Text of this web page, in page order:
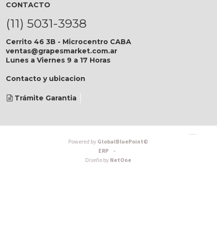
CONTACTO
(11) 5031-3938
Cerrito 46 3B - Microcentro CABA
ventas@grapesmarket.com.ar
Lunes a Viernes 9 a 17 Horas
Contacto y ubicacion
Trámite Garantia
Powered byGlobalBluePoint©
ERP -
Diseño byNetOne